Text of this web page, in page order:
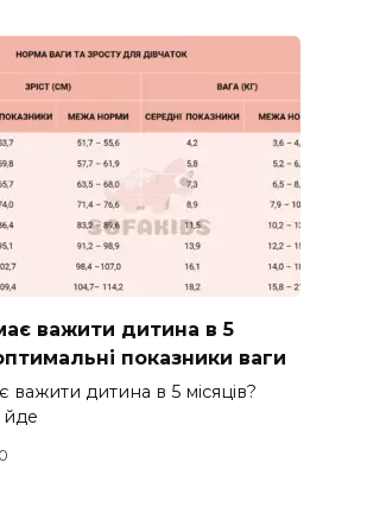
важити дитина в 5
показники ваги
важити дитина в 5 місяців?
йде